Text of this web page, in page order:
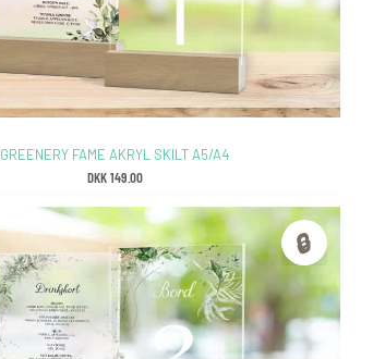
GREENERY FAME AKRYL SKILT A5/A4
DKK149.00
🔒